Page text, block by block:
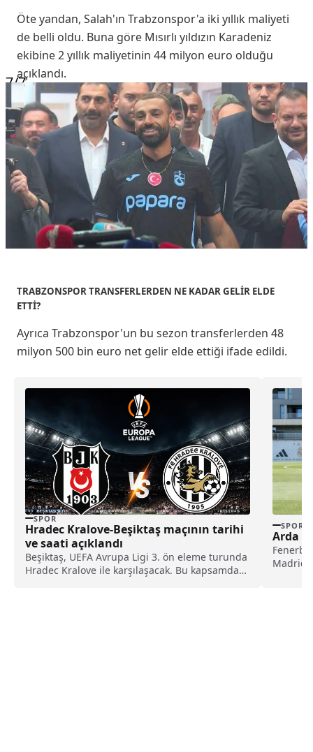
Öte yandan, Salah'ın Trabzonspor'a iki yıllık maliyeti
de belli oldu. Buna göre Mısırlı yıldızın Karadeniz
ekibine 2 yıllık maliyetinin 44 milyon euro olduğu
açıklandı.
7/7
TRABZONSPOR TRANSFERLERDEN NE KADAR GELİR ELDE
ETTİ?
Ayrıca Trabzonspor'un bu sezon transferlerden 48
milyon 500 bin euro net gelir elde ettiği ifade edildi.
SPOR
Hradec Kralove-Beşiktaş maçının tarihi
ve saati açıklandı
Beşiktaş, UEFA Avrupa Ligi 3. ön eleme turunda
Hradec Kralove ile karşılaşacak. Bu kapsamda
SPOR
Arda